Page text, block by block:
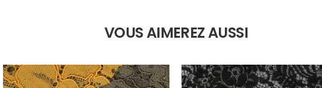
VOUS AIMEREZ AUSSI